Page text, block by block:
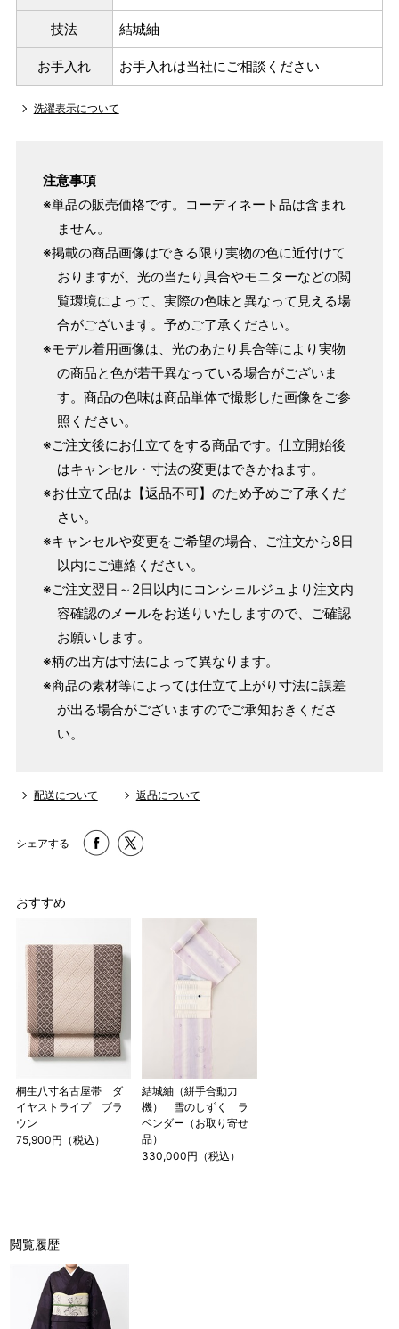
サイズ
～155cm
～90cm
153cm
4尺5分
SW ～95cm
4尺1寸
～95cm
159cm
4尺2寸
MW ～100cm
4尺3寸
L ～98cm
LW ～105cm
167cm
169cm
4尺4寸5分
1 寸法は鯨尺（くじらじゃく）寸法です。もともと鯨のひげ
で作られた道具で測っていたので鯨尺と言います。
単位：１尺＝約38cm １寸＝約3.8cm １分＝約0.38cm
2 鯨尺寸法となりますので上表の cm はおおよその長さとな
3 反物の巾により表記の裄のサイズが出ない場合がございま
店舗一覧はこちら
技法 結城紬
お手入れ お手入れは当社にご相談ください
洗濯表示について
注意事項
※単品の販売価格です。コーディネート品は含まれ
ません。
※掲載の商品画像はできる限り実物の色に近付けて
おりますが、光の当たり具合やモニターなどの閲
覧環境によって、実際の色味と異なって見える場
合がございます。予めご了承ください。
※モデル着用画像は、光のあたり具合等により実物
の商品と色が若干異なっている場合がございま
す。商品の色味は商品単体で撮影した画像をご参
照ください。
※ご注文後にお仕立てをする商品です。仕立開始後
はキャンセル・寸法の変更はできかねます。
※お仕立て品は【返品不可】のため予めご了承くだ
さい。
※キャンセルや変更をご希望の場合、ご注文から8日
以内にご連絡ください。
※ご注文翌日～2日以内にコンシェルジュより注文内
容確認のメールをお送りいたしますので、ご確認
お願いします。
※柄の出方は寸法によって異なります。
※商品の素材等によっては仕立て上がり寸法に誤差
が出る場合がございますのでご承知おきくださ
い。
配送について 返品について
シェアする
おすすめ
桐生八寸名古屋帯 ダ
イヤストライプ ブラ
ウン
75,900円（税込）
結城紬（絣手合動力
機） 雪のしずく ラ
ベンダー（お取り寄せ
品）
330,000円（税込）
閲覧履歴